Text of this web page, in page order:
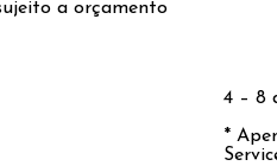
a orçamento
4 – 8
*